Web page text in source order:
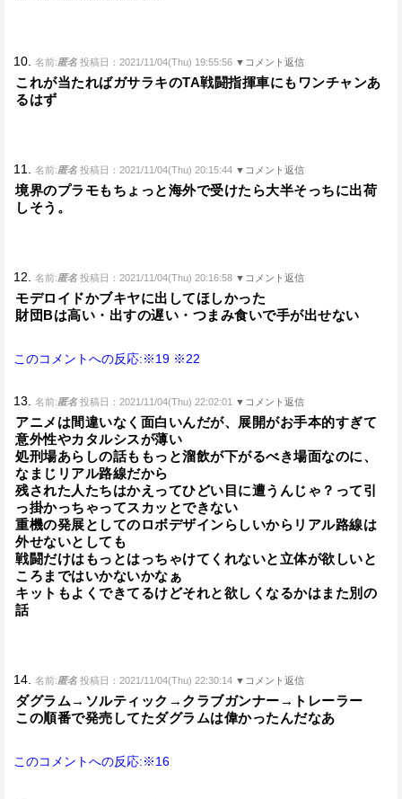
10. 名前:匿名 投稿日：2021/11/04(Thu) 19:55:56 ▼コメント返信
これが当たればガサラキのTA戦闘指揮車にもワンチャンあ
るはず
11. 名前:匿名 投稿日：2021/11/04(Thu) 20:15:44 ▼コメント返信
境界のプラモもちょっと海外で受けたら大半そっちに出荷
しそう。
12. 名前:匿名 投稿日：2021/11/04(Thu) 20:16:58 ▼コメント返信
モデロイドかブキヤに出してほしかった
財団Bは高い・出すの遅い・つまみ食いで手が出せない
このコメントへの反応:※19 ※22
13. 名前:匿名 投稿日：2021/11/04(Thu) 22:02:01 ▼コメント返信
アニメは間違いなく面白いんだが、展開がお手本的すぎて
意外性やカタルシスが薄い
処刑場あらしの話ももっと溜飲が下がるべき場面なのに、
なまじリアル路線だから
残された人たちはかえってひどい目に遭うんじゃ？って引
っ掛かっちゃってスカッとできない
重機の発展としてのロボデザインらしいからリアル路線は
外せないとしても
戦闘だけはもっとはっちゃけてくれないと立体が欲しいと
ころまではいかないかなぁ
キットもよくできてるけどそれと欲しくなるかはまた別の
話
14. 名前:匿名 投稿日：2021/11/04(Thu) 22:30:14 ▼コメント返信
ダグラム→ソルティック→クラブガンナー→トレーラー
この順番で発売してたダグラムは偉かったんだなあ
このコメントへの反応:※16